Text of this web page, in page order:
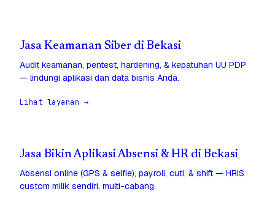
Jasa Keamanan Siber di Bekasi
Audit keamanan, pentest, hardening, & kepatuhan UU PDP
— lindungi aplikasi dan data bisnis Anda.
Lihat layanan →
Jasa Bikin Aplikasi Absensi & HR di Bekasi
Absensi online (GPS & selfie), payroll, cuti, & shift — HRIS
custom milik sendiri, multi-cabang.